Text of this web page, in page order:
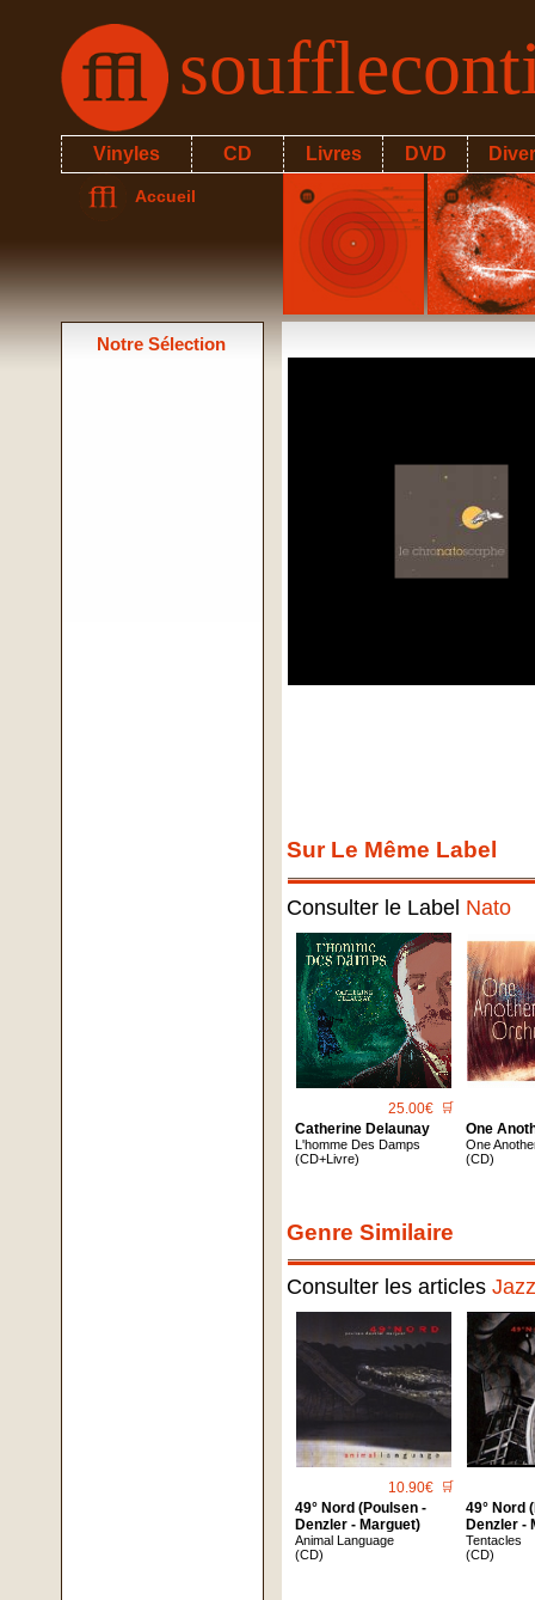
Vinyles CD Livres DVD
Accueil
Notre Sélection
Sur Le Même Label
Consulter le Label Nato
25.00€ 🛒
Catherine Delaunay
L'homme Des Damps
(CD+Livre)
One
One
(CD)
Genre Similaire
Consulter les articles
10.90€ 🛒
49° Nord (Poulsen -
Denzler - Marguet)
Animal Language
(CD)
49° Nord
Denzler -
Tentacles
(CD)